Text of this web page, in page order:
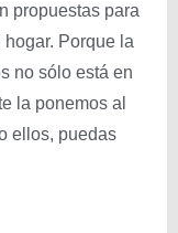
propuestas para
Porque la
no sólo está en
la ponemos al
ellos, puedas